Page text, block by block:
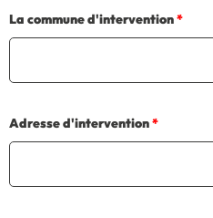
La commune d'intervention*
Adresse d'intervention*